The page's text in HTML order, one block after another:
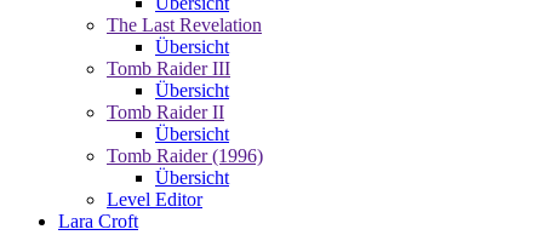
The Last Revelation
Übersicht
Tomb Raider III
Übersicht
Tomb Raider II
Übersicht
Tomb Raider (1996)
Übersicht
Level Editor
Lara Croft